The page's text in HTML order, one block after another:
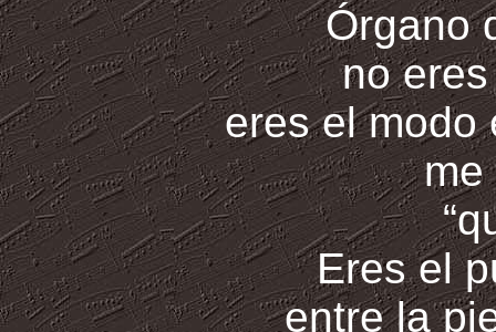
Órgano
no
eres el modo
me
Eres el
entre la